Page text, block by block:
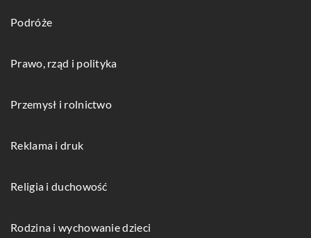
Podróże
Prawo, rząd i polityka
Przemysł i rolnictwo
Reklama i druk
Religia i duchowość
Rodzina i wychowanie dzieci